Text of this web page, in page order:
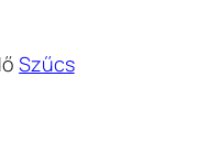
Szűcs